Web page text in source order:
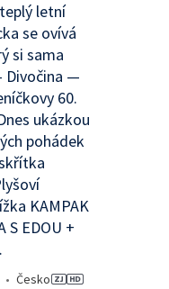
letní
se ovívá
si sama
—
60.
ukázkou
pohádek
KAMPAK
S EDOU +
• Česko